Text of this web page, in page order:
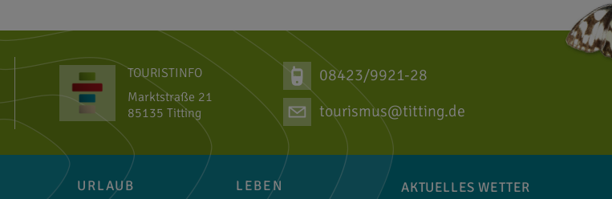
TOURISTINFO
Marktstraße 21
85135 Titting
08423/9921-28
tourismus@titting.de
URLAUB LEBEN AKTUELLES WETTER